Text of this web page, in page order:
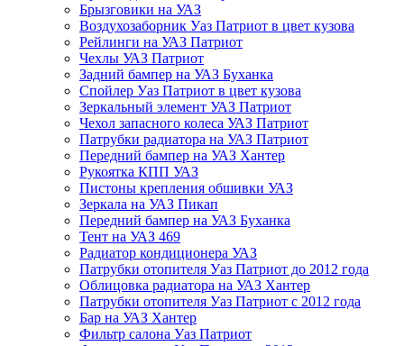
Брызговики на УАЗ
Воздухозаборник Уаз Патриот в цвет кузова
Рейлинги на УАЗ Патриот
Чехлы УАЗ Патриот
Задний бампер на УАЗ Буханка
Спойлер Уаз Патриот в цвет кузова
Зеркальный элемент УАЗ Патриот
Чехол запасного колеса УАЗ Патриот
Патрубки радиатора на УАЗ Патриот
Передний бампер на УАЗ Хантер
Рукоятка КПП УАЗ
Пистоны крепления обшивки УАЗ
Зеркала на УАЗ Пикап
Передний бампер на УАЗ Буханка
Тент на УАЗ 469
Радиатор кондиционера УАЗ
Патрубки отопителя Уаз Патриот до 2012 года
Облицовка радиатора на УАЗ Хантер
Патрубки отопителя Уаз Патриот с 2012 года
Бар на УАЗ Хантер
Фильтр салона Уаз Патриот